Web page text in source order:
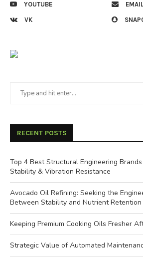
YOUTUBE EMAIL
VK
RECENT POSTS
Top 4 Best Structural Engineering
Stability & Vibration Resistance
Avocado Oil Refining: Seeking the
Between Stability and Nutrient Retention
Keeping Premium Cooking Oils Fresher
Strategic Value of Automated